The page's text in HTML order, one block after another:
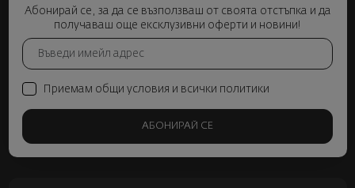
Абонирай се, за да се възползваш от своята отстъпка и да
получаваш още ексклузивни оферти и новини!
Приемам общи условия и всички политики
АБОНИРАЙ СЕ